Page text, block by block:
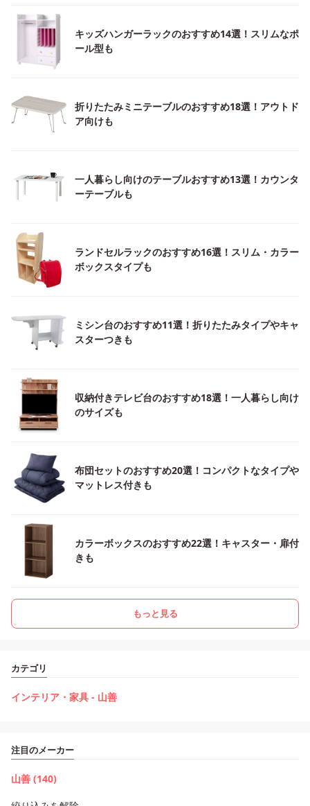
キッズハンガーラックのおすすめ14選！スリムなポ
ール型も
折りたたみミニテーブルのおすすめ18選！アウトド
ア向けも
一人暮らし向けのテーブルおすすめ13選！カウンタ
ーテーブルも
ランドセルラックのおすすめ16選！スリム・カラー
ボックスタイプも
ミシン台のおすすめ11選！折りたたみタイプやキャ
スターつきも
収納付きテレビ台のおすすめ18選！一人暮らし向け
のサイズも
布団セットのおすすめ20選！コンパクトなタイプや
マットレス付きも
カラーボックスのおすすめ22選！キャスター・扉付
きも
もっと見る
カテゴリ
インテリア・家具 - 山善
注目のメーカー
山善 (140)